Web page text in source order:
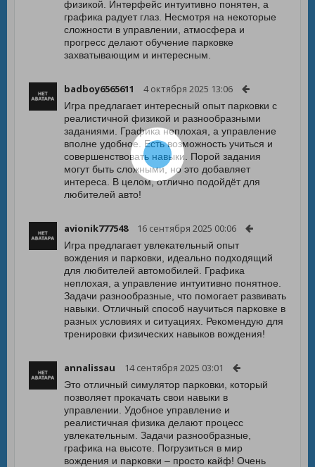
физикой. Интерфейс интуитивно понятен, а
графика радует глаз. Несмотря на некоторые
сложности в управлении, атмосфера и
прогресс делают обучение парковке
захватывающим и интересным.
badboy6565611 4 октября 2025 13:06
Игра предлагает интересный опыт парковки с
реалистичной физикой и разнообразными
заданиями. Графика неплохая, а управление
вполне удобное. Есть возможность учиться и
совершенствовать навыки. Порой задания
могут быть сложными, но это добавляет
интереса. В целом, отлично подойдёт для
любителей авто!
avionik777548 16 сентября 2025 00:06
Игра предлагает увлекательный опыт
вождения и парковки, идеально подходящий
для любителей автомобилей. Графика
неплохая, а управление интуитивно понятное.
Задачи разнообразные, что помогает развивать
навыки. Отличный способ научиться парковке в
разных условиях и ситуациях. Рекомендую для
тренировки физических навыков вождения!
annalissau 14 сентября 2025 03:01
Это отличный симулятор парковки, который
позволяет прокачать свои навыки в
управлении. Удобное управление и
реалистичная физика делают процесс
увлекательным. Задачи разнообразные,
графика на высоте. Погрузиться в мир
вождения и парковки – просто кайф! Очень